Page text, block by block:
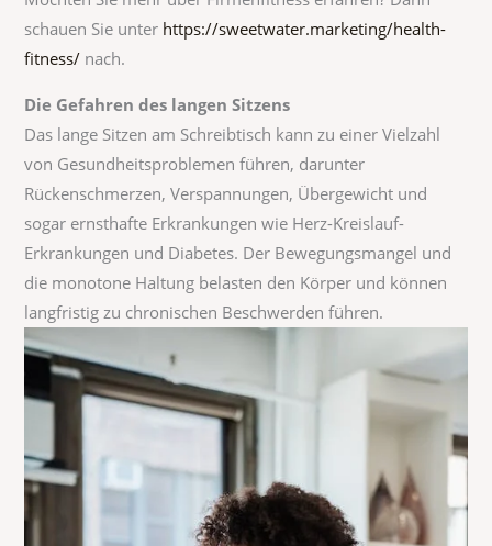
schauen Sie unter https://sweetwater.marketing/health-
fitness/ nach.
Die Gefahren des langen Sitzens
Das lange Sitzen am Schreibtisch kann zu einer Vielzahl
von Gesundheitsproblemen führen, darunter
Rückenschmerzen, Verspannungen, Übergewicht und
sogar ernsthafte Erkrankungen wie Herz-Kreislauf-
Erkrankungen und Diabetes. Der Bewegungsmangel und
die monotone Haltung belasten den Körper und können
langfristig zu chronischen Beschwerden führen.